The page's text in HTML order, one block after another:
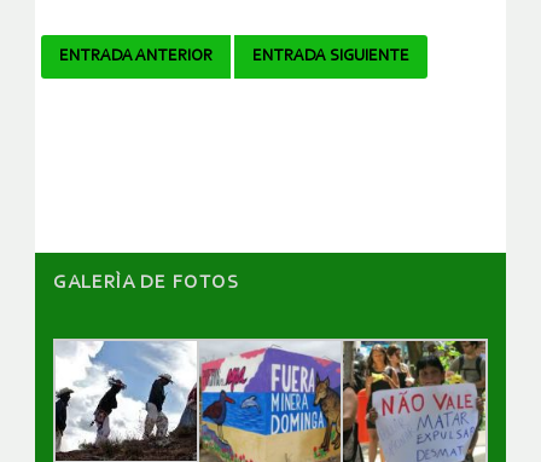
Navegador
ENTRADA ANTERIOR ENTRADA SIGUIENTE
GALERÌA DE FOTOS